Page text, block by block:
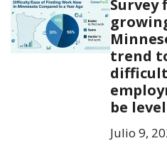
Survey
trend
be
Julio 9,